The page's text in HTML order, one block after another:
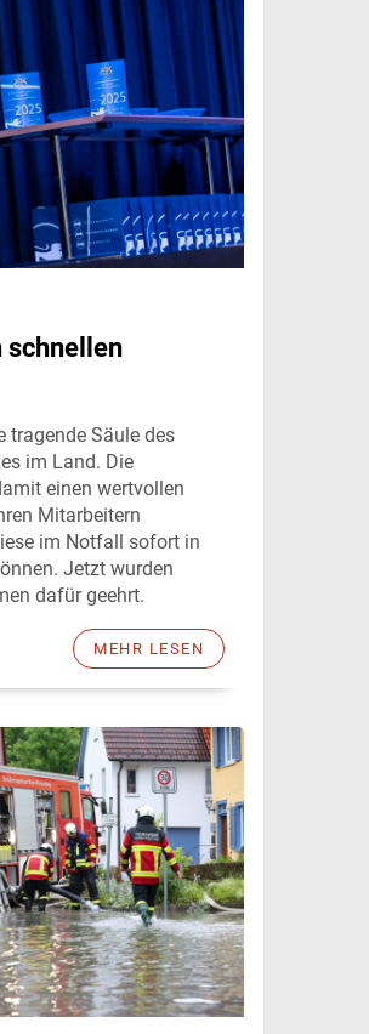
schnellen
tragende Säule des
im Land. Die
einen wertvollen
Mitarbeitern
im Notfall sofort in
Jetzt wurden
dafür geehrt.
MEHR LESEN